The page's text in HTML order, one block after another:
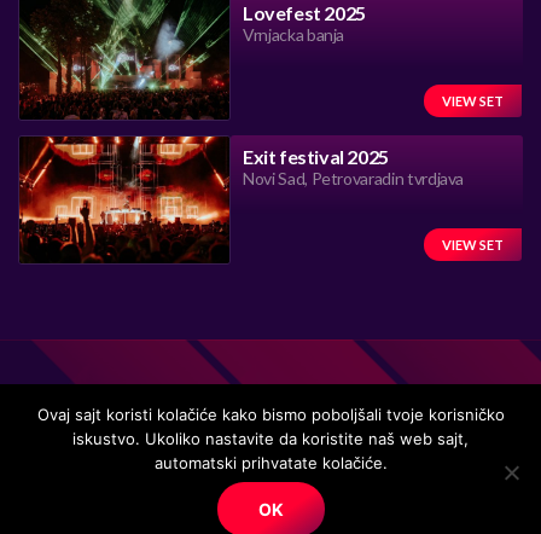
Lovefest 2025
Vrnjacka banja
VIEW SET
Exit festival 2025
Novi Sad, Petrovaradin tvrdjava
VIEW SET
Handmade in Serbia 15 years ago, while listening to the great
© Copyright. All right reserved.
Ovaj sajt koristi kolačiće kako bismo poboljšali tvoje korisničko
iskustvo. Ukoliko nastavite da koristite naš web sajt,
automatski prihvatate kolačiće.
OK